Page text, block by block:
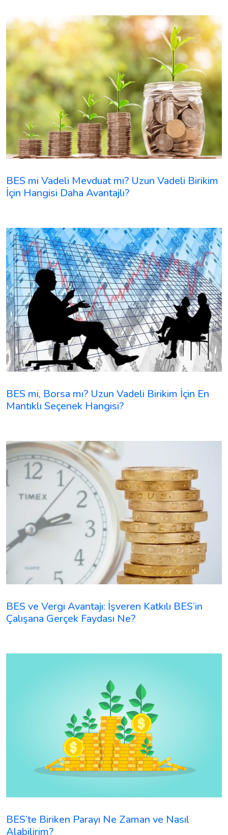
BES mi Vadeli Mevduat mı? Uzun Vadeli Birikim
İçin Hangisi Daha Avantajlı?
BES mi, Borsa mı? Uzun Vadeli Birikim İçin En
Mantıklı Seçenek Hangisi?
BES ve Vergi Avantajı: İşveren Katkılı BES’in
Çalışana Gerçek Faydası Ne?
BES’te Biriken Parayı Ne Zaman ve Nasıl
Alabilirim?